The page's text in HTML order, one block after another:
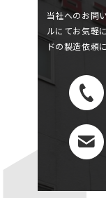
当社へのお問
ルにてお気軽
ドの製造依頼